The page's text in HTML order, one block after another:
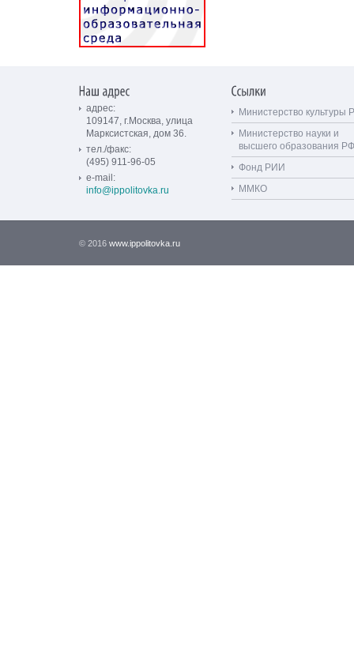
адрес:
109147, г.Москва, улица
Марксистская, дом 36.
тел./факс:
(495) 911-96-05
e-mail:
info@ippolitovka.ru
Министерство культуры
Министерство науки и
высшего образования РФ
Фонд РИИ
ММКО
© 2016 www.ippolitovka.ru